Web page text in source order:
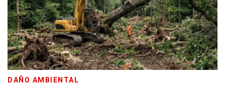
DAÑO AMBIENTAL